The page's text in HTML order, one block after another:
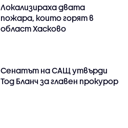
Локализираха двата
пожара, които горят в
област Хасково
Сенатът на САЩ утвърди
Тод Бланч за главен прокурор